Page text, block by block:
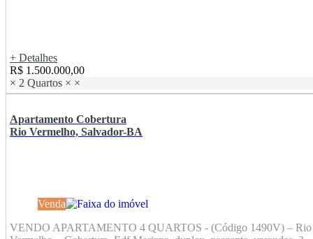
+ Detalhes
R$ 1.500.000,00
× 2 Quartos × ×
Apartamento Cobertura
Rio Vermelho, Salvador-BA
Venda
VENDO APARTAMENTO 4 QUARTOS - (Código 1490V) – Rio